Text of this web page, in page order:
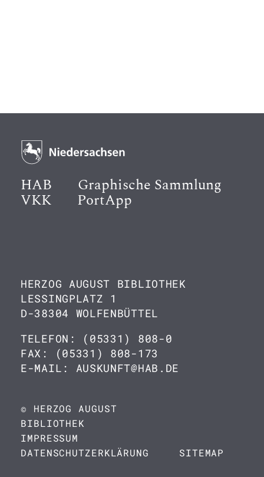
HAB Graphische Sammlung
VKK PortApp
HERZOG AUGUST BIBLIOTHEK
LESSINGPLATZ 1
D-38304 WOLFENBÜTTEL
TELEFON: (05331) 808-0
FAX: (05331) 808-173
E-MAIL: AUSKUNFT@HAB.DE
© HERZOG AUGUST
BIBLIOTHEK
IMPRESSUM
DATENSCHUTZERKLÄRUNG
SITEMAP